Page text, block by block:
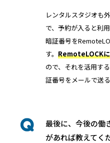
レンタルスタジオも
で、予約が入ると利
暗証番号を
す。RemoteLOCKに
ので、それを活用す
証番号をメールで送
最後に、今後の働
があれば教えてく